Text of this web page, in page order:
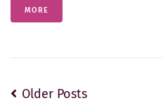
MORE
Older Posts